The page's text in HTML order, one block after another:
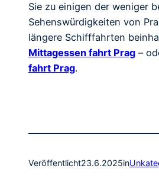
Sie zu einigen der weniger
Sehenswürdigkeiten von
längere Schifffahrten
Mittagessen fahrt Prag –
fahrt Prag.
Veröffentlicht23.6.2025in